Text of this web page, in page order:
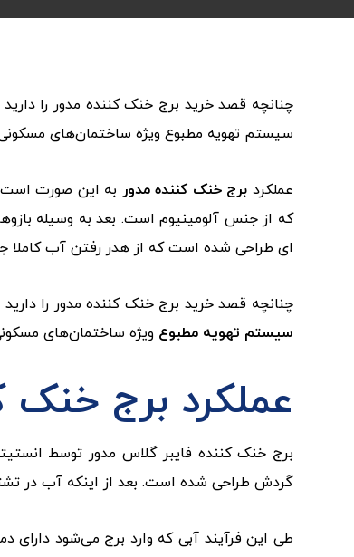
چنانچه قصد خرید برج خنک کننده مدور را
سیستم تهویه مطبوع ویژه ساختمان‌های مسکونی،
عملکرد برج خنک‌ کننده مدور به این صورت است
که از جنس آلومینیوم است. بعد به وسیله
ای طراحی شده است که از هدر رفتن آب کاملا
چنانچه قصد خرید برج خنک کننده مدور را
سیستم تهویه مطبوع ویژه ساختمان‌های
عملکرد برج خنک
برج خنک کننده فایبر گلاس مدور توسط
گردش طراحی شده است. بعد از اینکه آب در